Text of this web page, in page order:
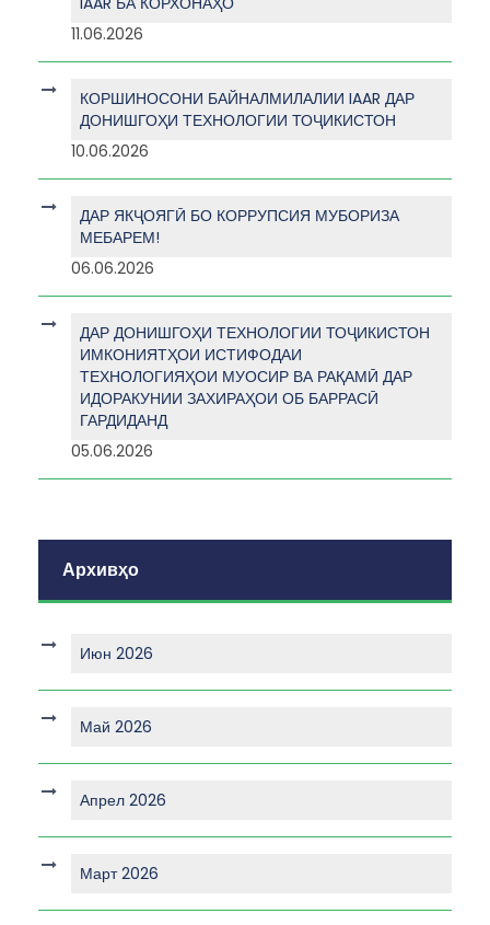
11.06.2026
КОРШИНОСОНИ БАЙНАЛМИЛАЛИИ IAAR ДАР
ДОНИШГОҲИ ТЕХНОЛОГИИ ТОҶИКИСТОН
10.06.2026
ДАР ЯКҶОЯГӢ БО КОРРУПСИЯ МУБОРИЗА
МЕБАРЕМ!
06.06.2026
ДАР ДОНИШГОҲИ ТЕХНОЛОГИИ ТОҶИКИСТОН
ИМКОНИЯТҲОИ ИСТИФОДАИ
ТЕХНОЛОГИЯҲОИ МУОСИР ВА РАҚАМӢ ДАР
ИДОРАКУНИИ ЗАХИРАҲОИ ОБ БАРРАСӢ
ГАРДИДАНД
05.06.2026
Архивҳо
Июн 2026
Май 2026
Апрел 2026
Март 2026